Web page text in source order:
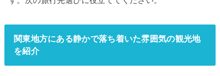
関東地方にある静かで落ち着いた雰囲気の観光地
を紹介